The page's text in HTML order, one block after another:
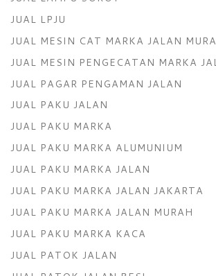
JUAL LPJU
JUAL MESIN CAT MARKA JALAN
JUAL MESIN PENGECATAN MARKA
JUAL PAGAR PENGAMAN JALAN
JUAL PAKU JALAN
JUAL PAKU MARKA
JUAL PAKU MARKA ALUMUNIUM
JUAL PAKU MARKA JALAN
JUAL PAKU MARKA JALAN JAKARTA
JUAL PAKU MARKA JALAN MURAH
JUAL PAKU MARKA KACA
JUAL PATOK JALAN